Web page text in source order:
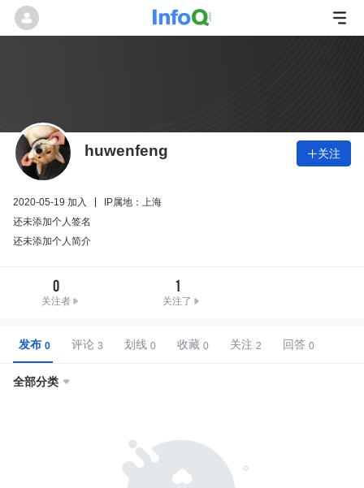
huwenfeng 关注
2020-05-19 加入
IP属地：上海
还未添加个人签名
还未添加个人简介
0
关注者
1
关注了
发布 评论 划线 收藏 关注 回答
全部分类 